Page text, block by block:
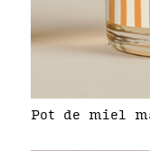
Pot de miel